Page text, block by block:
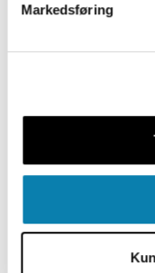
Markedsføring
SHP454 –
Faglig
henvisninger i
kapittel. Sentrale